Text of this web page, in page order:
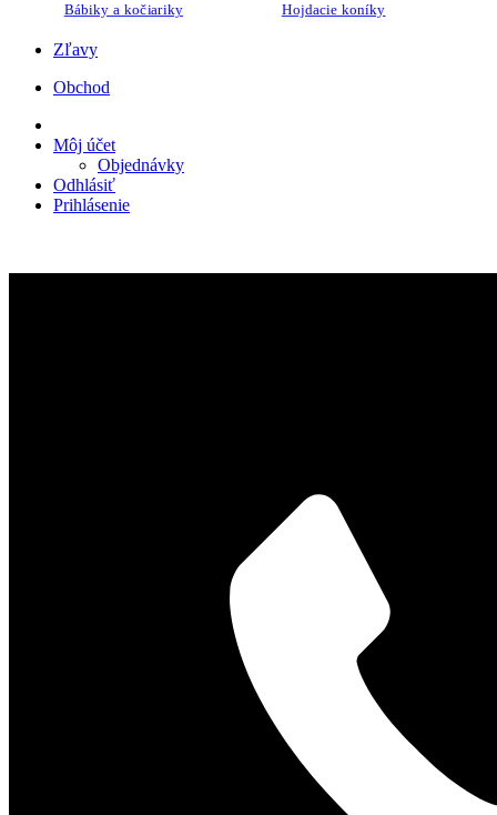
Bábiky a kočiariky Hojdacie koníky
Zľavy
Obchod
Môj účet
Objednávky
Odhlásiť
Prihlásenie